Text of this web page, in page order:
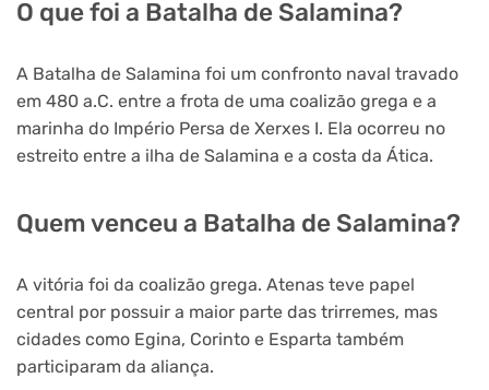
O que foi a Batalha de Salamina?
A Batalha de Salamina foi um confronto naval travado
em 480 a.C. entre a frota de uma coalizão grega e a
marinha do Império Persa de Xerxes I. Ela ocorreu no
estreito entre a ilha de Salamina e a costa da Ática.
Quem venceu a Batalha de Salamina?
A vitória foi da coalizão grega. Atenas teve papel
central por possuir a maior parte das trirremes, mas
cidades como Egina, Corinto e Esparta também
participaram da aliança.